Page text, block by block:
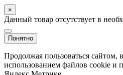
×
Данный товар отсутствует в
Понятно
Продолжая пользоваться сайтом,
использованием файлов cookie и